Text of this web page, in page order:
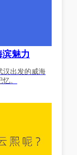
魅力
汉出发的威海
。